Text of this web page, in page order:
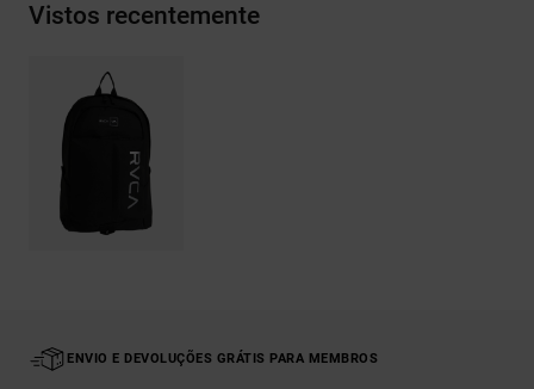
Vistos recentemente
ENVIO E DEVOLUÇÕES GRÁTIS PARA MEMBROS